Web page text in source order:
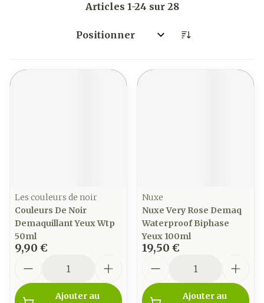
Articles 1-24 sur 28
Trier par:
Les couleurs de noir
Couleurs De Noir
Demaquillant Yeux Wtp
50ml
9,90 €
Ajouter au
Nuxe
Nuxe Very Rose Demaq
Waterproof Biphase
Yeux 100ml
19,50 €
Ajouter au